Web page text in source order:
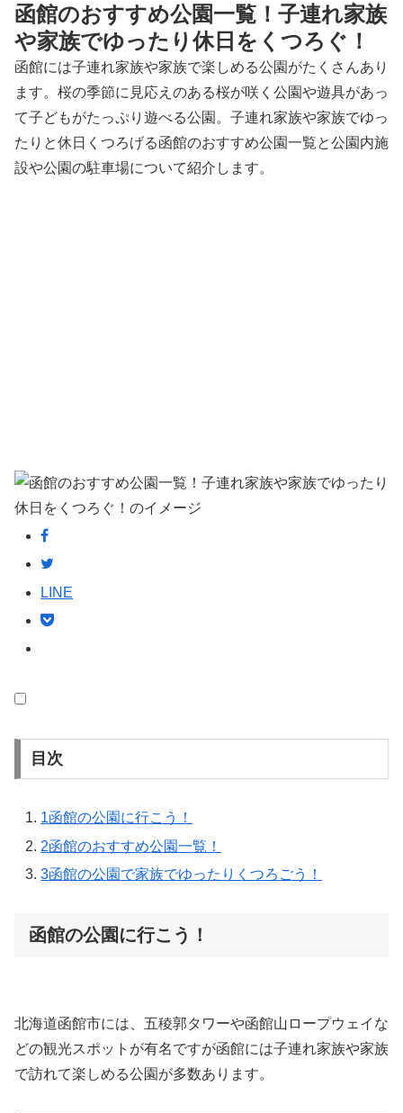
函館のおすすめ公園一覧！子連れ家族
や家族でゆったり休日をくつろぐ！
函館には子連れ家族や家族で楽しめる公園がたくさんあり
ます。桜の季節に見応えのある桜が咲く公園や遊具があっ
て子どもがたっぷり遊べる公園。子連れ家族や家族でゆっ
たりと休日くつろげる函館のおすすめ公園一覧と公園内施
設や公園の駐車場について紹介します。
LINE
目次
1函館の公園に行こう！
2函館のおすすめ公園一覧！
3函館の公園で家族でゆったりくつろごう！
函館の公園に行こう！
北海道函館市には、五稜郭タワーや函館山ロープウェイな
どの観光スポットが有名ですが函館には子連れ家族や家族
で訪れて楽しめる公園が多数あります。